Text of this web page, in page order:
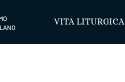
VITA LITURGICA